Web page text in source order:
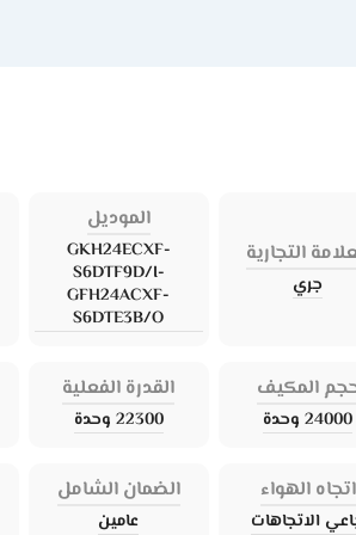
التجارية
جري
الموديل
GKH24ECXF-
S6DTF9D/I-
GFH24ACXF-
S6DTE3B/O
المكيف
24000 وحدة
القدرة الفعلية
22300 وحدة
اتجاه الهواء
الاتجاهات
الضمان الشامل
عامين